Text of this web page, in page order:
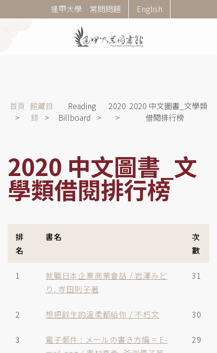
至
Corner
Menu
逢甲大學 常問問題 English
導
首頁 館藏目
錄
Reading
Billboard
2020 2020 中文圖書_文學類
借閱排行榜
2020 中文圖書_文
學類借閱排行榜
排
名
書名
次
數
1
就職日本企業商業會話 / 岩澤みど
り, 寺田則子著
31
2 想把餘生的溫柔都給你 / 不朽文 30
3
電子郵件 : メールの書き方編 = E-
29